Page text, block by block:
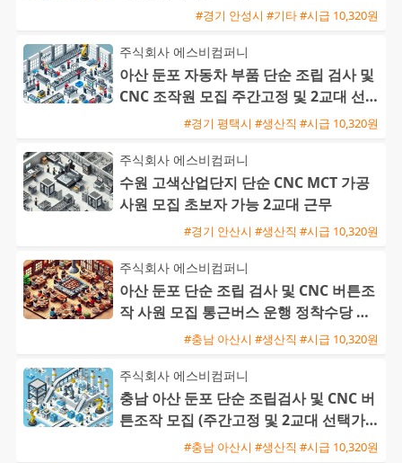
#경기 안성시 #기타 #시급 10,320원
주식회사 에스비컴퍼니
아산 둔포 자동차 부품 단순 조립 검사 및
CNC 조작원 모집 주간고정 및 2교대 선택
가능 F비자 지원 가#경기 평택시 #생산직 #시급 10,320원
주식회사 에스비컴퍼니
수원 고색산업단지 단순 CNC MCT 가공
사원 모집 초보자 가능 2교대 근무
#경기 안산시 #생산직 #시급 10,320원
주식회사 에스비컴퍼니
아산 둔포 단순 조립 검사 및 CNC 버튼조
작 사원 모집 통근버스 운행 정착수당 지
급 교포가능#충남 아산시 #생산직 #시급 10,320원
주식회사 에스비컴퍼니
충남 아산 둔포 단순 조립검사 및 CNC 버
튼조작 모집 (주간고정 및 2교대 선택가능
/ 초보 및 교포 가능#충남 아산시 #생산직 #시급 10,320원